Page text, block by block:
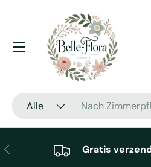
Direkt zum Inhalt
Suchen
Art
Alle
Menü
Vorherige Gratis